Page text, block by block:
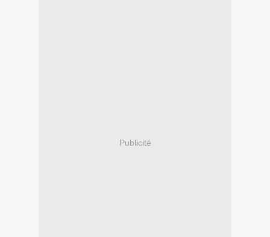
Publicité